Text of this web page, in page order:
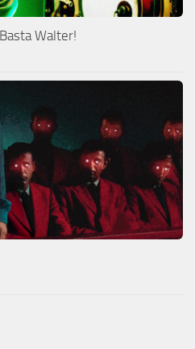
Walter!